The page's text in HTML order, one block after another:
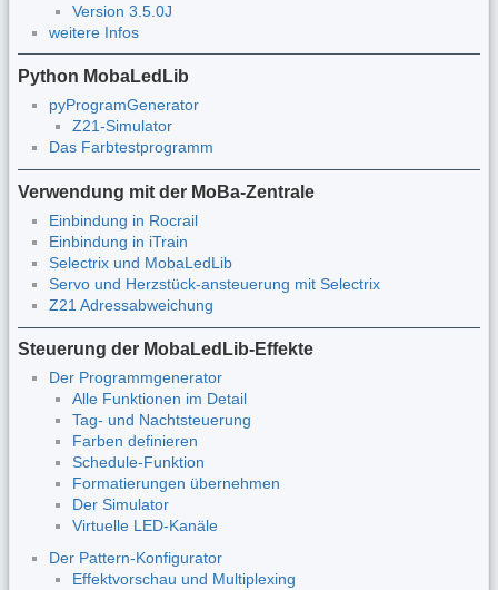
Version 3.5.0J
weitere Infos
Python MobaLedLib
pyProgramGenerator
Z21-Simulator
Das Farbtestprogramm
Verwendung mit der MoBa-Zentrale
Einbindung in Rocrail
Einbindung in iTrain
Selectrix und MobaLedLib
Servo und Herzstück-ansteuerung mit Selectrix
Z21 Adressabweichung
Steuerung der MobaLedLib-Effekte
Der Programmgenerator
Alle Funktionen im Detail
Tag- und Nachtsteuerung
Farben definieren
Schedule-Funktion
Formatierungen übernehmen
Der Simulator
Virtuelle LED-Kanäle
Der Pattern-Konfigurator
Effektvorschau und Multiplexing